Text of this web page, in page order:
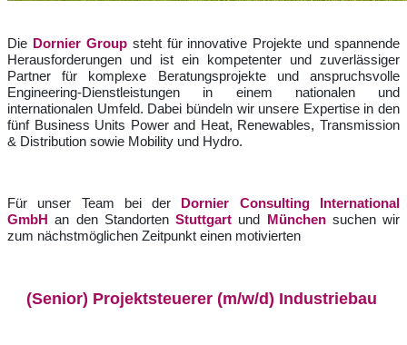
Die Dornier Groupsteht für innovative Projekte und spannende
Herausforderungen und ist ein kompetenter und zuverlässiger
Partner für komplexe Beratungsprojekte und anspruchsvolle
Engineering-Dienstleistungen in einem nationalen und
internationalen Umfeld. Dabei bündeln wir unsere Expertise in den
fünf Business Units Power and Heat, Renewables, Transmission
& Distribution sowie Mobility und Hydro.
Für unser Team bei der
Dornier Consulting International
GmbH an den Standorten Stuttgart und München suchen wir
zum nächstmöglichen Zeitpunkt einen motivierten
(Senior) Projektsteuerer (m/w/d) Industriebau